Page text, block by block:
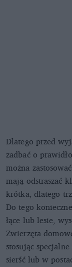
Dlatego przed
zadbać o
można
mają odstraszać
krótka, dlatego
Do tego
łące lub lesie,
Zwierzęta
stosując
sierść lub w